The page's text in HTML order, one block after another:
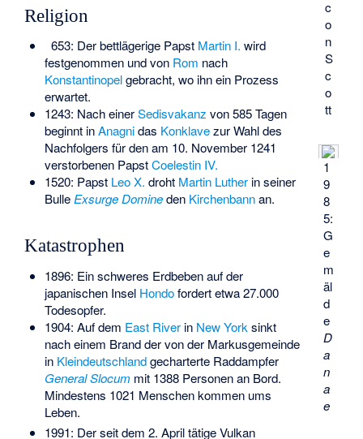
c
o
n
S
c
o
tt
1
9
8
5:
G
e
m
äl
d
e
D
a
n
a
e
Religion
653: Der bettlägerige Papst Martin I. wird
festgenommen und von Rom nach
Konstantinopelgebracht, wo ihn ein Prozess
erwartet.
1243: Nach einerSedisvakanz von 585 Tagen
beginnt inAnagnidas Konklavezur Wahl des
Nachfolgers für den am 10. November 1241
verstorbenen PapstCoelestin IV.
1520: Papst Leo X. droht Martin Lutherin seiner
Bulle Exsurge Domineden Kirchenbannan.
Katastrophen
1896: Ein schweres Erdbeben auf der
japanischen Insel Hondofordert etwa 27.000
Todesopfer.
1904: Auf dem East Riverin New York sinkt
nach einem Brand der von der Markusgemeinde
in Kleindeutschlandgecharterte Raddampfer
General Slocum mit 1388 Personen an Bord.
Mindestens 1021 Menschen kommen ums
Leben.
1991: Der seit dem 2. April tätige Vulkan